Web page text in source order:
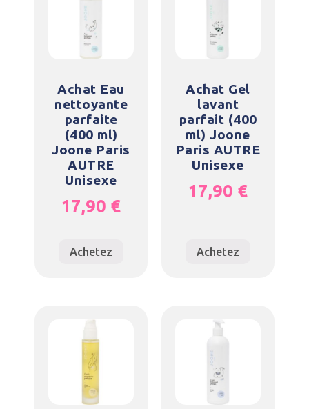
Achat Eau
nettoyante
parfaite
(400 ml)
Joone Paris
AUTRE
Unisexe
17,90 €
Achetez
Achat Gel
lavant
parfait (400
ml) Joone
Paris AUTRE
Unisexe
17,90 €
Achetez